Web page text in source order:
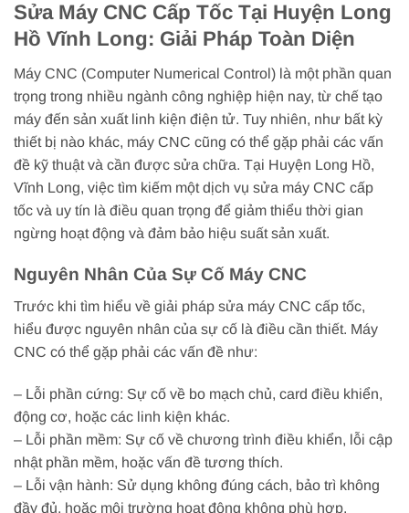
Sửa Máy CNC Cấp Tốc Tại Huyện Long
Hồ Vĩnh Long: Giải Pháp Toàn Diện
Máy CNC (Computer Numerical Control) là một phần quan
trọng trong nhiều ngành công nghiệp hiện nay, từ chế tạo
máy đến sản xuất linh kiện điện tử. Tuy nhiên, như bất kỳ
thiết bị nào khác, máy CNC cũng có thể gặp phải các vấn
đề kỹ thuật và cần được sửa chữa. Tại Huyện Long Hồ,
Vĩnh Long, việc tìm kiếm một dịch vụ sửa máy CNC cấp
tốc và uy tín là điều quan trọng để giảm thiểu thời gian
ngừng hoạt động và đảm bảo hiệu suất sản xuất.
Nguyên Nhân Của Sự Cố Máy CNC
Trước khi tìm hiểu về giải pháp sửa máy CNC cấp tốc,
hiểu được nguyên nhân của sự cố là điều cần thiết. Máy
CNC có thể gặp phải các vấn đề như:
– Lỗi phần cứng: Sự cố về bo mạch chủ, card điều khiển,
động cơ, hoặc các linh kiện khác.
– Lỗi phần mềm: Sự cố về chương trình điều khiển, lỗi cập
nhật phần mềm, hoặc vấn đề tương thích.
– Lỗi vận hành: Sử dụng không đúng cách, bảo trì không
đầy đủ, hoặc môi trường hoạt động không phù hợp.